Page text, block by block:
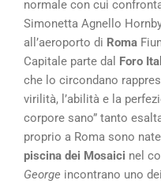
normale con cui
Simonetta Agnello
all’aeroporto di Roma
Capitale parte dal Foro
che lo circondano
virilità, l’abilità e la
corpore sano” tanto
proprio a Roma sono
piscina dei Mosaici nel
George incontrano uno